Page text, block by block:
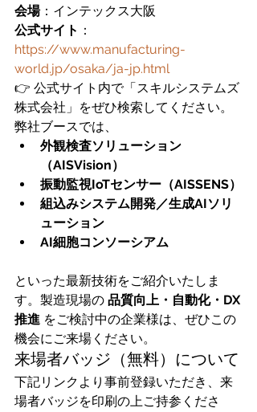
会場：インテックス大阪
公式サイト ：
https://www.manufacturing-
world.jp/osaka/ja-jp.html
👉 公式サイト内で「スキルシステムズ
株式会社」をぜひ検索してください。
弊社ブースでは、
外観検査ソリューション
（AISVision）
振動監視IoTセンサー（AISSENS）
組込みシステム開発／生成AIソリ
ューション
AI細胞コンソーシアム
といった最新技術をご紹介いたしま
す。製造現場の 品質向上・自動化・DX
推進 をご検討中の企業様は、ぜひこの
機会にご来場ください。
来場者バッジ（無料）について
下記リンクより事前登録いただき、来
場者バッジを印刷の上ご持参くださ